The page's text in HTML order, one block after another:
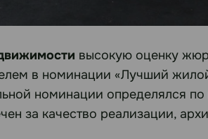
высокую оценку
в номинации «Лучший
номинации определялся
за качество реализации,